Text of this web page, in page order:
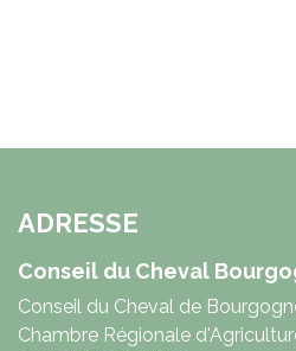
ADRESSE
Conseil du Cheval
Conseil du Cheval de
Chambre Régionale